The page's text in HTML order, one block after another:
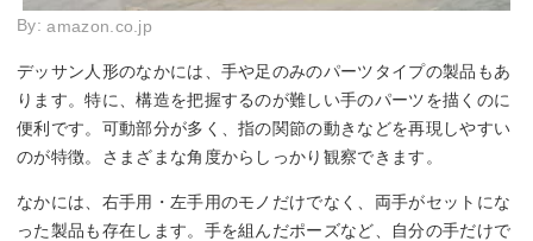
By:amazon.co.jp
デッサン人形のなかには、手や足のみのパーツタイプの製品もあ
ります。特に、構造を把握するのが難しい手のパーツを描くのに
便利です。可動部分が多く、指の関節の動きなどを再現しやすい
のが特徴。さまざまな角度からしっかり観察できます。
なかには、右手用・左手用のモノだけでなく、両手がセットにな
った製品も存在します。手を組んだポーズなど、自分の手だけで